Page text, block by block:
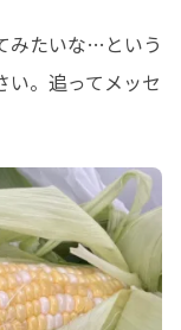
みたいな…という
い。追ってメッセ